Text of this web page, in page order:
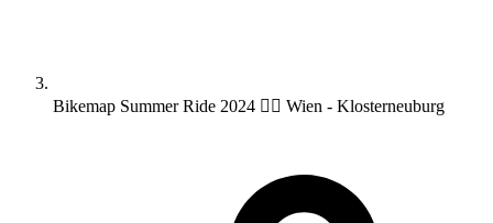
Bikemap Summer Ride 2024 🚴‍♂️ Wien - Klosterneuburg